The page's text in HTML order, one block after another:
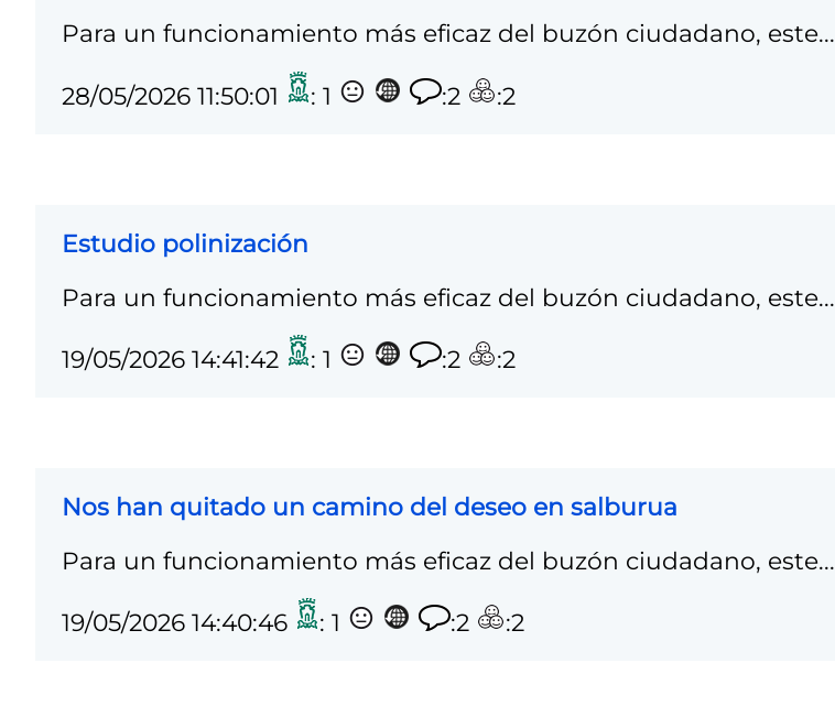
Para un funcionamiento más eficaz del buzón ciudadano, este...
28/05/2026 11:50:01 : 1 :2 :2
Estudio polinización
Para un funcionamiento más eficaz del buzón ciudadano, este...
19/05/2026 14:41:42 : 1 :2 :2
Nos han quitado un camino del deseo en salburua
Para un funcionamiento más eficaz del buzón ciudadano, este...
19/05/2026 14:40:46 : 1 :2 :2